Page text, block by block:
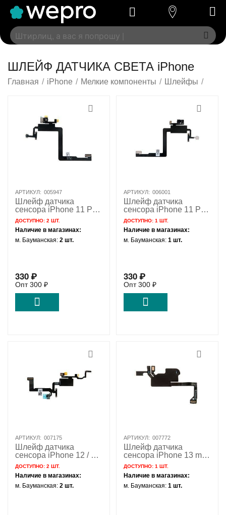
ШЛЕЙФ ДАТЧИКА СВЕТА iPhone
Главная / iPhone / Мелкие компоненты / Шлейфы /
АРТИКУЛ: 005947
Шлейф датчика
сенсора iPhone 11 Pro
/ 821-02071
ДОСТУПНО:2 ШТ.
Наличие в магазинах:
м. Бауманская:2 шт.
330₽
Опт300 ₽
АРТИКУЛ: 006001
Шлейф датчика
сенсора iPhone 11 Pro
Max / 821-02295
ДОСТУПНО:1 ШТ.
Наличие в магазинах:
м. Бауманская:1 шт.
330₽
Опт300 ₽
АРТИКУЛ: 007175
Шлейф датчика
сенсора iPhone 12 / 12
Pro / 821-02628
ДОСТУПНО:2 ШТ.
Наличие в магазинах:
м. Бауманская:2 шт.
АРТИКУЛ: 007772
Шлейф датчика
сенсора iPhone 13 mini
/ 821-03348
ДОСТУПНО:1 ШТ.
Наличие в магазинах:
м. Бауманская:1 шт.